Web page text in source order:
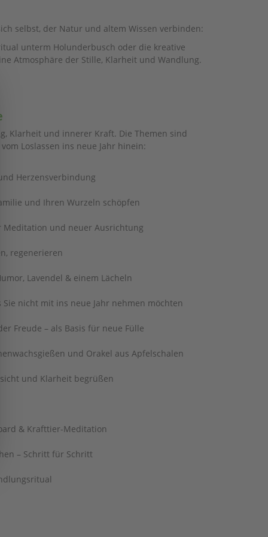
Popup schließen
selbst, der Natur und altem Wissen verbinden:
unterm Holunderbusch oder die kreative
Atmosphäre der Stille, Klarheit und Wandlung.
Klarheit und innerer Kraft. Die Themen sind
Loslassen ins neue Jahr hinein:
Herzensverbindung
und Ihren Wurzeln schöpfen
und neuer Ausrichtung
regenerieren
Lavendel & einem Lächeln
nicht mit ins neue Jahr nehmen möchten
Freude – als Basis für neue Fülle
und Orakel aus Apfelschalen
und Klarheit begrüßen
& Krafttier-Meditation
– Schritt für Schritt